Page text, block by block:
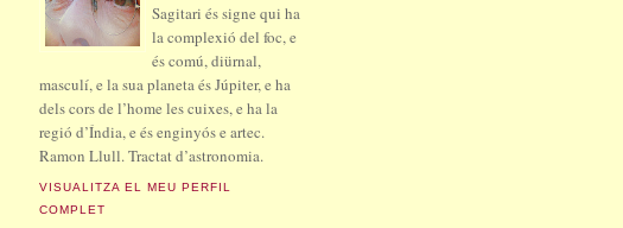
Sagitari és signe qui ha
la complexió del foc, e
és comú, diürnal,
masculí, e la sua planeta és Júpiter, e ha
dels cors de l’home les cuixes, e ha la
regió d’Índia, e és enginyós e artec.
Ramon Llull. Tractat d’astronomia.
VISUALITZA EL MEU PERFIL
COMPLET